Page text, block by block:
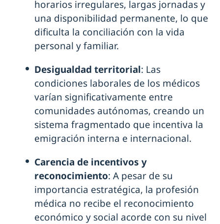
horarios irregulares, largas jornadas y
una disponibilidad permanente, lo que
dificulta la conciliación con la vida
personal y familiar.
Desigualdad territorial: Las
condiciones laborales de los médicos
varían significativamente entre
comunidades autónomas, creando un
sistema fragmentado que incentiva la
emigración interna e internacional.
Carencia de incentivos y
reconocimiento: A pesar de su
importancia estratégica, la profesión
médica no recibe el reconocimiento
económico y social acorde con su nivel